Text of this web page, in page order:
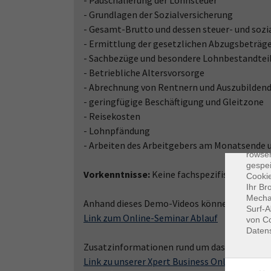
- Grundlagen der Sozialversicherung
- Gesamt-Brutto und dessen steuer- und
- Ermittlung der gesetzlichen Abzugsbeträge
- Sachbezüge und besondere
- Betriebliche Altersvorsorge
- Abrechnung von Rentnern und
- geringfügige Beschäftigung und Gleitzone
- Reisekosten
- Lohnpfändung
- Arbeiten des Arbeitgebers am Monatsende
Vorkenntnisse: Keine fachspezifischen
Anhand dieses Demo-Videos können Sie
Link zum Online-Seminar Ablauf
Zusatzinformationen rund um das Thema
Link zu unserer Xpert Business Online-
Ihr
Surf-
von